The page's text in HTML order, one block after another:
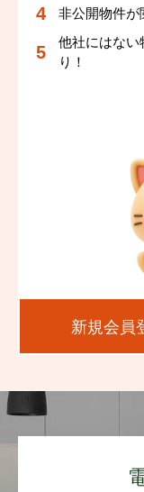
非公開物件が
他社にはない
り！
新規会員